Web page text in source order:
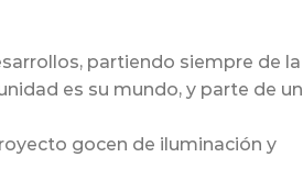
partiendo siempre de la
es su mundo, y parte de un
gocen de iluminación y